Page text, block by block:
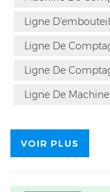
vous présentons
gélules à 16
Ligne
Ligne De
Ligne De
Ligne De
VOIR PLUS